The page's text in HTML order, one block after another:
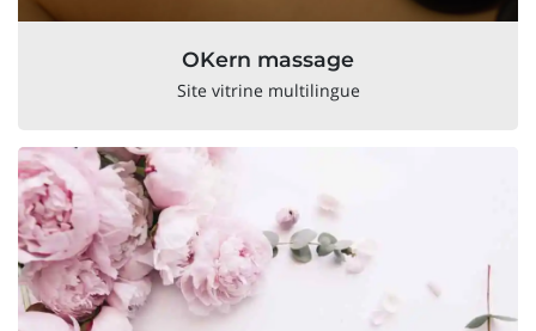
OKern massage
Site vitrine multilingue